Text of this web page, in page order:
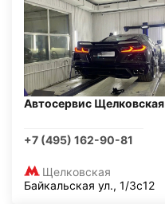
Автосервис Щелковская
+7 (495) 162-90-81
Щелковская
Байкальская ул., 1/3с12